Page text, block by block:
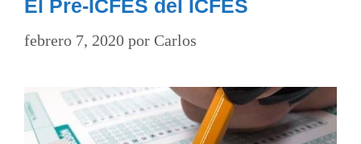
El Pre-ICFES del ICFES
febrero 7, 2020 por Carlos